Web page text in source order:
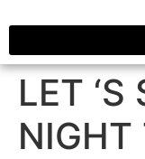
LET ‘S
NIGHT